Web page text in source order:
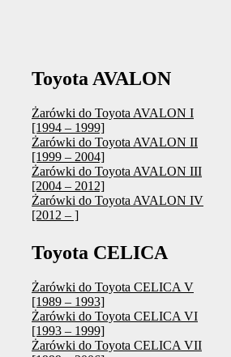
Toyota AVALON
Żarówki do Toyota AVALON I
[1994 – 1999]
Żarówki do Toyota AVALON II
[1999 – 2004]
Żarówki do Toyota AVALON III
[2004 – 2012]
Żarówki do Toyota AVALON IV
[2012 – ]
Toyota CELICA
Żarówki do Toyota CELICA V
[1989 – 1993]
Żarówki do Toyota CELICA VI
[1993 – 1999]
Żarówki do Toyota CELICA VII